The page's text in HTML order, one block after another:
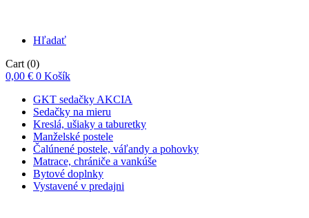
Hľadať
Cart (0)
0,00 € 0 Košík
GKT sedačky AKCIA
Sedačky na mieru
Kreslá, ušiaky a taburetky
Manželské postele
Čalúnené postele, váľandy a pohovky
Matrace, chrániče a vankúše
Bytové doplnky
Vystavené v predajni